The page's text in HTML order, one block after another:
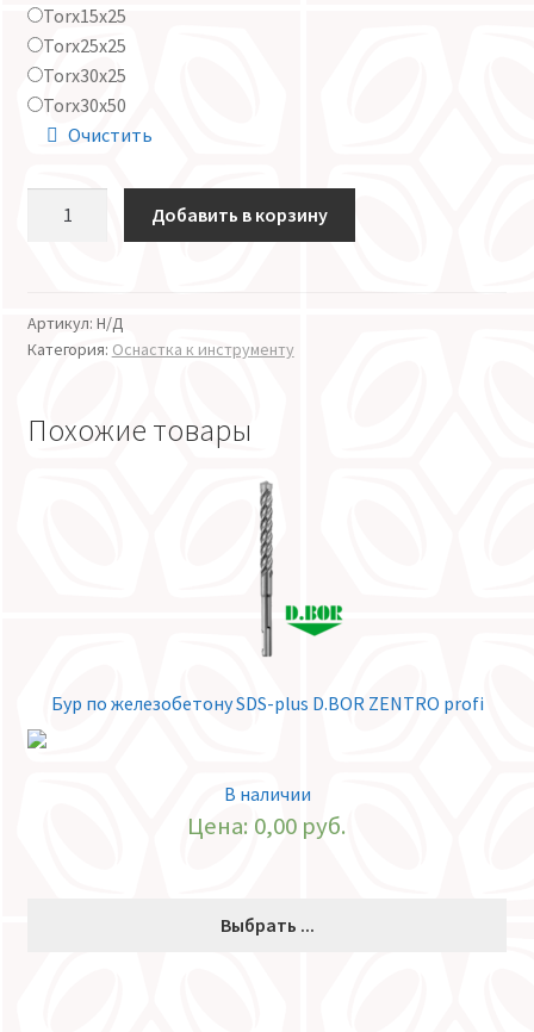
Torx15x25
Torx25x25
Torx30x25
Torx30x50
Очистить
Количество Добавить в корзину
Артикул: Н/Д
Категория: Оснастка к инструменту
Похожие товары
Бур по железобетону SDS-plus D.BOR ZENTRO profi
В наличии
Цена: 0,00 руб.
Выбрать ...